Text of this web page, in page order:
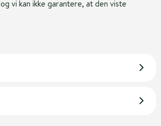
vi kan ikke garantere, at den viste